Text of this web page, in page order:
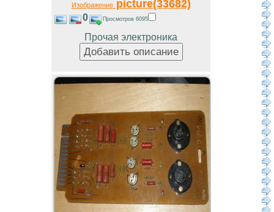
Изображениеpicture(33682)
0 Просмотров 6095
Прочая электроника